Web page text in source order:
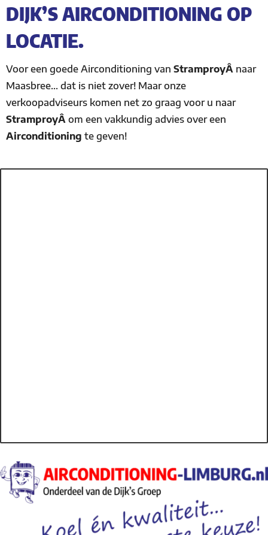
DIJK’S AIRCONDITIONING OP
LOCATIE.
Voor een goede Airconditioning van StramproyÂ naar
Maasbree… dat is niet zover! Maar onze
verkoopadviseurs komen net zo graag voor u naar
StramproyÂ om een vakkundig advies over een
Airconditioning te geven!